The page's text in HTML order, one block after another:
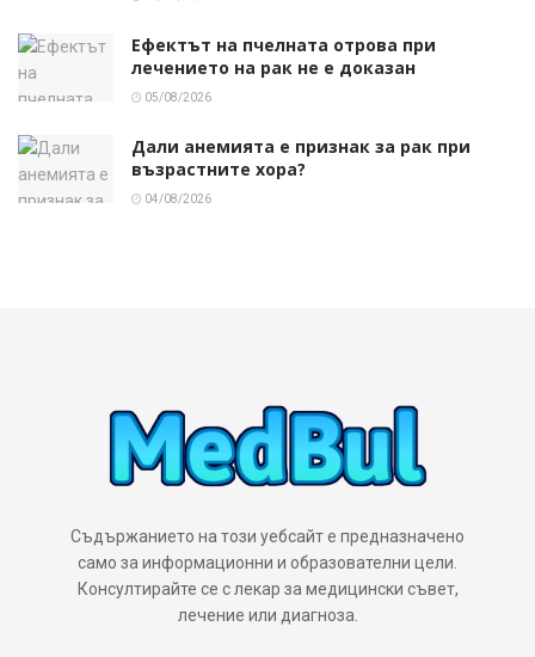
Ефектът на пчелната отрова при
лечението на рак не е доказан
05/08/2026
Дали анемията е признак за рак при
възрастните хора?
04/08/2026
Съдържанието на този уебсайт е предназначено
само за информационни и образователни цели.
Консултирайте се с лекар за медицински съвет,
лечение или диагноза.